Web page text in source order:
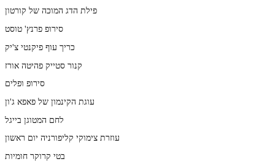
פילת הדג המוכה של קורטון
סירופ פרנץ' טוסט
כריך עוף פיקנטי צ'יק
קנור סטייק פהיטה אורז
סירופ ופלים
עוגת הקינמון של פאפא ג'ון
לחם המטוגן בייגל
עוזרת צימוקי קליפורניה יום ראשון
בטי קרוקר חומיות